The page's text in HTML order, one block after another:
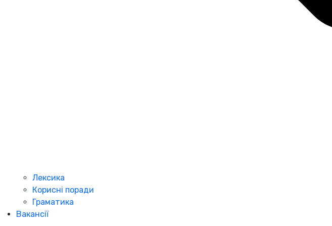
Лексика
Корисні поради
Граматика
Вакансії